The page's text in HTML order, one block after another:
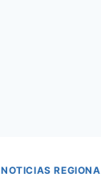
NOTICIAS